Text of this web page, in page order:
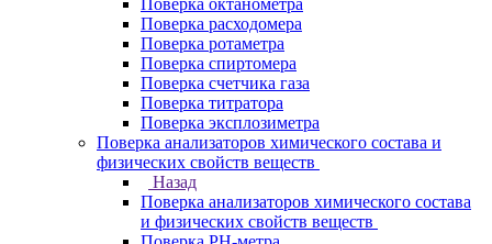
Поверка октанометра
Поверка расходомера
Поверка ротаметра
Поверка спиртомера
Поверка счетчика газа
Поверка титратора
Поверка эксплозиметра
Поверка анализаторов химического состава и
физических свойств веществ
Назад
Поверка анализаторов химического состава
и физических свойств веществ